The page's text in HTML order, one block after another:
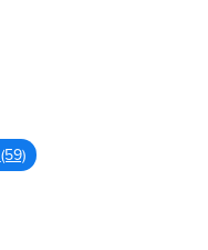
(59)